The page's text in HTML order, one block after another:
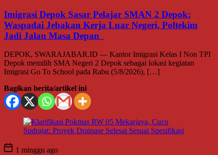
Imigrasi Depok Sasar Pelajar SMAN 2 Depok:
Waspadai Jebakan Kerja Luar Negeri, Poltekim
Jadi Jalan Masa Depan
DEPOK, SWARAJABAR.ID — Kantor Imigrasi Kelas I Non TPI
Depok memilih SMA Negeri 2 Depok sebagai lokasi kegiatan
Imigrasi Go To School pada Rabu (5/8/2026), […]
Bagikan berita/artikel ini
1 minggu ago